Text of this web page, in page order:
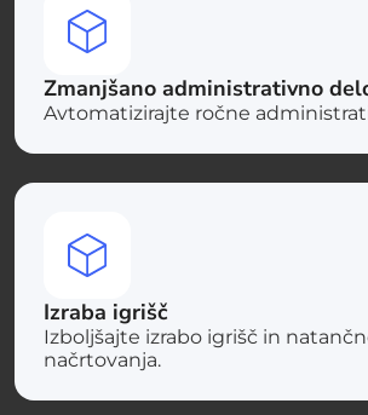
Zmanjšano administrativno
Avtomatizirajte ročne
Izraba igrišč
Izboljšajte izrabo igrišč in
načrtovanja.